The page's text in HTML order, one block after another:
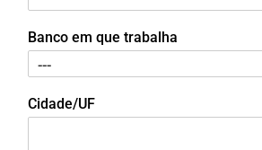
Banco em que trabalha
Cidade/UF